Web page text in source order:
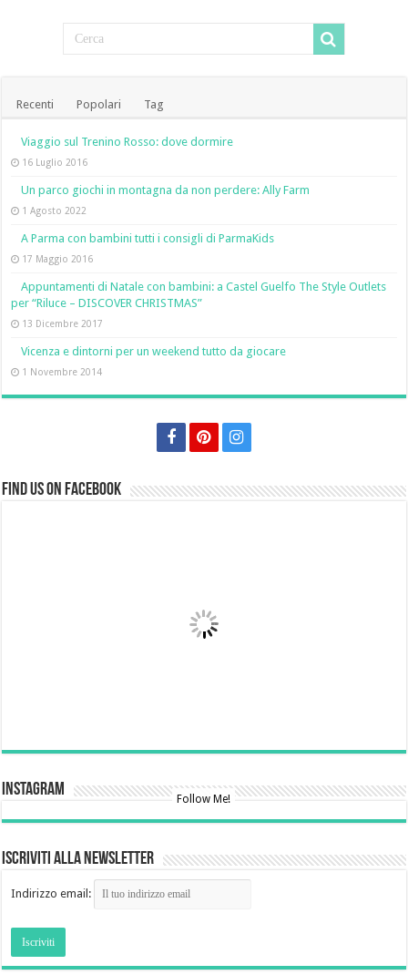
Recenti Popolari Tag
Viaggio sul Trenino Rosso: dove dormire
16 Luglio 2016
Un parco giochi in montagna da non perdere: Ally Farm
1 Agosto 2022
A Parma con bambini tutti i consigli di ParmaKids
17 Maggio 2016
Appuntamenti di Natale con bambini: a Castel Guelfo The Style Outlets
per “Riluce – DISCOVER CHRISTMAS”
13 Dicembre 2017
Vicenza e dintorni per un weekend tutto da giocare
1 Novembre 2014
Find us on Facebook
Instagram Follow Me!
Iscriviti alla newsletter
Indirizzo email: